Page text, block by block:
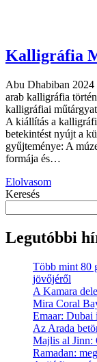
Kalligráfia
Abu Dhabiban 2024
arab kalligráfia
kalligráfiai
A kiállítás a
betekintést nyújt a
gyűjteménye: A
formája és…
Elolvasom
Keresés
Legutóbbi
Több mint 80
jövőjéről
A Kamara
Mira Coral
Emaar: Dubai
Az Arada
Majlis al Jinn:
Ramadan: